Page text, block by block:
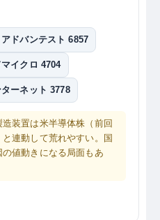
アドバンテスト 6857
マイクロ 4704
ーネット 3778
装置は米半導体株（前回
連動して荒れやすい。国
値動きになる局面もあ